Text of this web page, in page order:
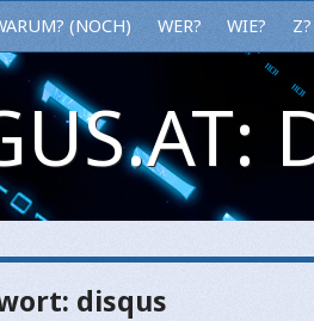
(NOCH) WER? WIE? Z?
disqus